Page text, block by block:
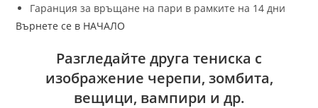
Гаранция за връщане на пари в рамките на 14 дни
Върнете се в НАЧАЛО
Разгледайте друга тениска с
изображение черепи, зомбита,
вещици, вампири и др.